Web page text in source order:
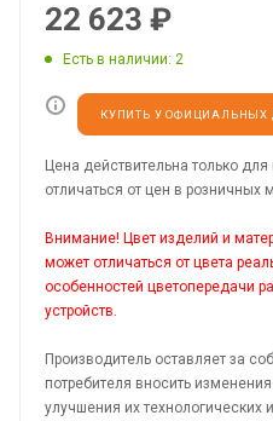
22 623 ₽
Есть в наличии: 2
КУПИТЬ У ОФИЦИАЛЬНЫХ
Цена действительна только
отличаться от цен в розничных
Внимание! Цвет изделий и
может отличаться от цвета
особенностей цветопередачи
устройств.
Производитель оставляет за
потребителя вносить
улучшения их технологических